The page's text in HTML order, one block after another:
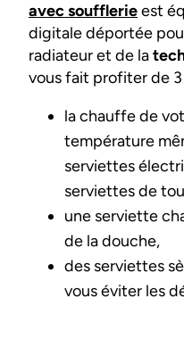
avec soufflerieest
digitale déportée
radiateur et de la
vous fait profiter de
la chauffe de
température
serviettes
serviettes de
une serviette
de la douche,
des serviettes
vous éviter les